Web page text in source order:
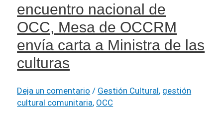
encuentro nacional de
OCC, Mesa de OCCRM
envía carta a Ministra de las
culturas
Deja un comentario / Gestión Cultural, gestión
cultural comunitaria, OCC